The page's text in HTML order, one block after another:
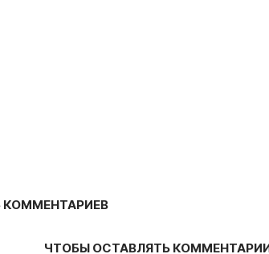
КОММЕНТАРИЕВ
ЧТОБЫ ОСТАВЛЯТЬ